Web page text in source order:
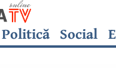
Politică Social